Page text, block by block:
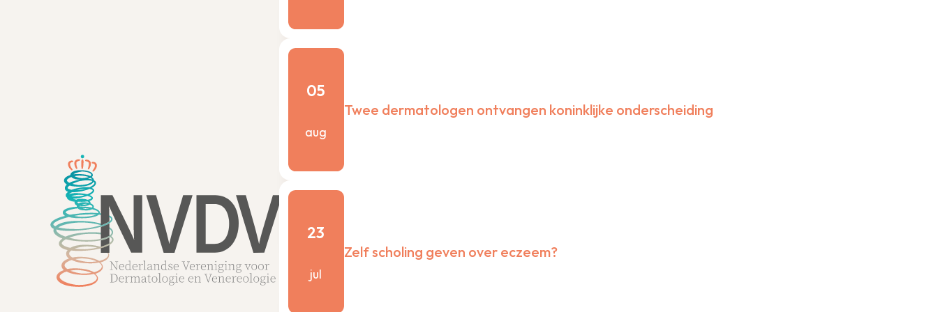
Nieuwsbrieven
Mailing aanvragen
Zoek een lasercentrum
Beroepsbelangen
Beroepsbelangen
Kwaliteit
Kwaliteitsbeleid
Twee dermatologen ontvangen koninklijke onderscheiding
05
aug
Zelf scholing geven over eczeem?
23
jul